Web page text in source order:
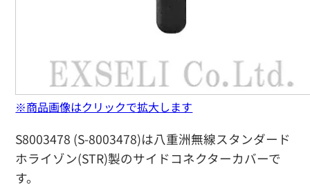
S8003478 (S-8003478)は八重洲無線スタンダード
ホライゾン(STR)製のサイドコネクターカバーで
す。
※商品画像はクリックで拡大します